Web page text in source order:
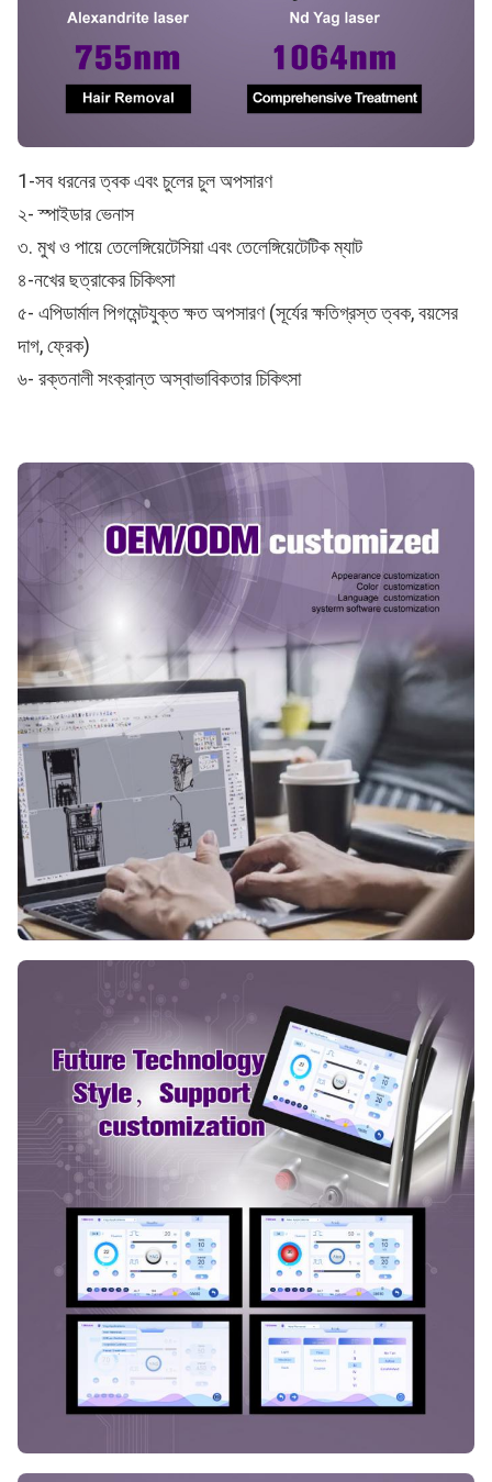
1-সব ধরনের ত্বক এবং চুলের চুল অপসারণ
২- স্পাইডার ভেনাস
৩. মুখ ও পায়ে তেলেঙ্গিয়েটেসিয়া এবং তেলেঙ্গিয়েটেটিক ম্যাট
৪-নখের ছত্রাকের চিকিৎসা
৫- এপিডার্মাল পিগমেন্টযুক্ত ক্ষত অপসারণ (সূর্যের ক্ষতিগ্রস্ত ত্বক, বয়সের
দাগ, ফ্রেক)
৬- রক্তনালী সংক্রান্ত অস্বাভাবিকতার চিকিৎসা